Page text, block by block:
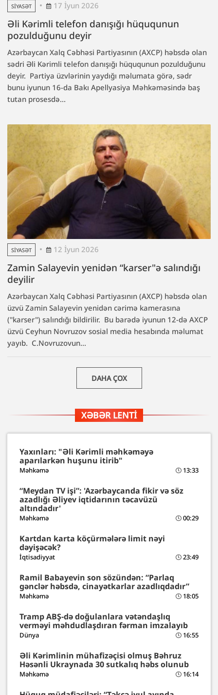
SIYASƏT 17 İyun 2026
Əli Kərimli telefon danışığı hüququnun
pozulduğunu deyir
Azərbaycan Xalq Cəbhəsi Partiyasının (AXCP) həbsdə olan
sədri Əli Kərimli telefon danışığı hüququnun pozulduğunu
deyir. Partiya üzvlərinin yaydığı məlumata görə, sədr
bunu iyunun 16-da Bakı Apellyasiya Məhkəməsində baş
tutan prosesdə...
SIYASƏT 12 İyun 2026
Zamin Salayevin yenidən “karser"ə salındığı
deyilir
Azərbaycan Xalq Cəbhəsi Partiyasının (AXCP) həbsdə olan
üzvü Zamin Salayevin yenidən cərimə kamerasına
("karser") salındığı bildirilir. Bu barədə iyunun 12-də AXCP
üzvü Ceyhun Novruzov sosial media hesabında məlumat
yayıb. C.Novruzovun...
DAHA ÇOX
XƏBƏR LENTI
Yaxınları: "Əli Kərimli məhkəməyə
aparılarkən huşunu itirib"
Məhkəmə 13:33
“Meydan TV işi”: 'Azərbaycanda fikir və söz
azadlığı Əliyev iqtidarının təcavüzü
altındadır'
Məhkəmə 00:29
Kartdan karta köçürmələrə limit nəyi
dəyişəcək?
İqtisadiyyat 23:49
Ramil Babayevin son sözündən: “Parlaq
gənclər həbsdə, cinayətkarlar azadlıqdadır”
Məhkəmə 18:05
Tramp ABŞ-də doğulanlara vətəndaşlıq
verməyi məhdudlaşdıran fərman imzalayıb
Dünya 16:55
Əli Kərimlinin mühafizəçisi olmuş Bəhruz
Həsənli Ukraynada 30 sutkalıq həbs olunub
Məhkəmə 16:14